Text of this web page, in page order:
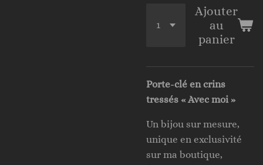
Ajouter
au
panier
Porte-clé en crins
tressés « Avec moi »
Un bijou sur mesure,
unique en exclusivité
sur ma boutique,